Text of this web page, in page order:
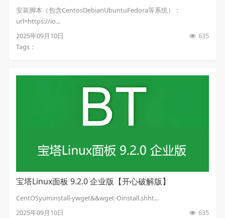
解版】
安装脚本（包含CentosDebianUbuntuFedora等系统）：
url=https://io...
2025年09月10日
635
Tags：
宝塔Linux面板 9.2.0 企业版【开心破解版】
CentOSyuminstall-ywget&&wget-Oinstall.shht...
2025年09月10日
635